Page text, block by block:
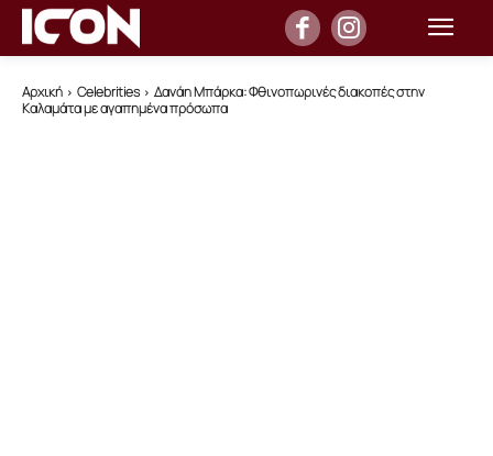
Αρχική Celebrities
Δανάη Μπάρκα: Φθινοπωρινές διακοπές στην
Καλαμάτα με αγαπημένα πρόσωπα